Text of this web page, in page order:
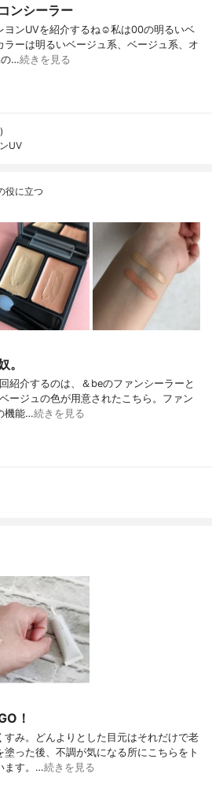
ンシーラー
ヨンUVを紹介するね☺️私は00の明るいベ
ーは明るいベージュ系、ベージュ系、オ
の…続きを見る
UV
役に立つ
。
紹介するのは、＆beのファンシーラーと
ージュの色が用意されたこちら。ファン
機能…続きを見る
！
み。どんよりとした目元はそれだけで老
った後、不調が気になる所にこちらをト
ます。…続きを見る